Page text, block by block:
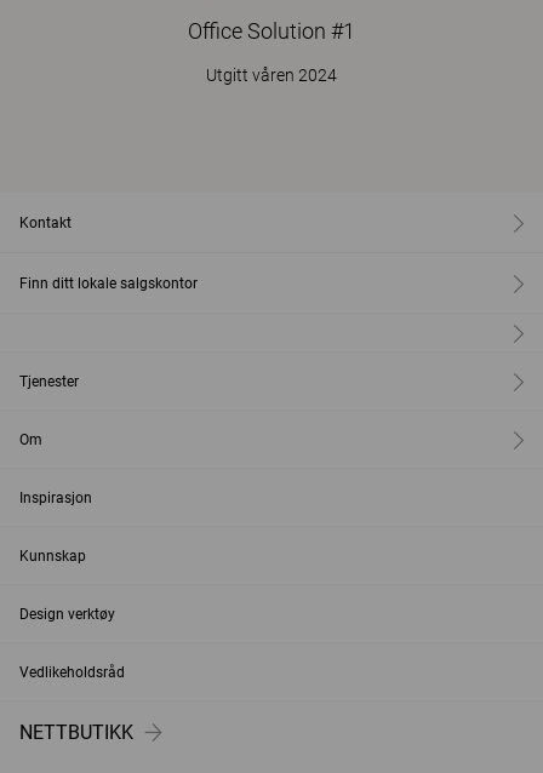
Office Solution #1
Utgitt våren 2024
Kontakt
Finn ditt lokale salgskontor
Tjenester
Om
Inspirasjon
Kunnskap
Design verktøy
Vedlikeholdsråd
NETTBUTIKK